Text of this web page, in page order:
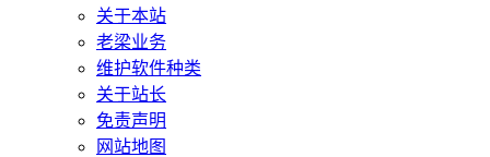
关于本站
老梁业务
维护软件种类
关于站长
免责声明
网站地图